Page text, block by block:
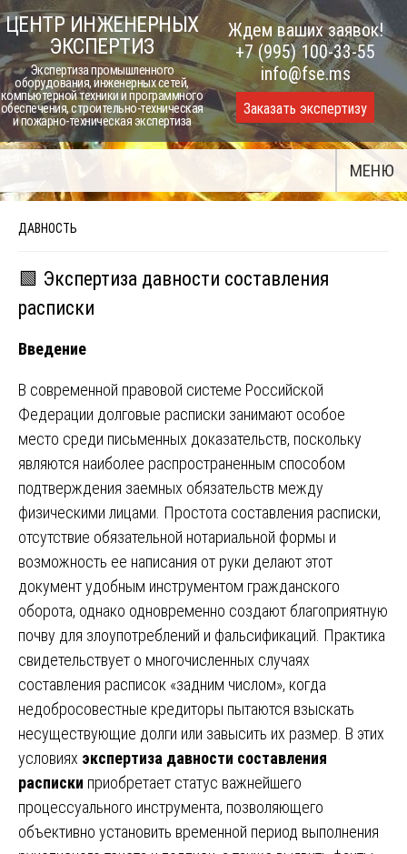
Skip
to
content
ЦЕНТР ИНЖЕНЕРНЫХ
ЭКСПЕРТИЗ
Экспертиза промышленного
оборудования, инженерных сетей,
компьютерной техники и программного
обеспечения, строительно-техническая
и пожарно-техническая экспертиза
Ждем ваших заявок!
+7 (995) 100-33-55
info@fse.ms
Заказать экспертизу
МЕНЮ
ДАВНОСТЬ
🟩 Экспертиза давности составления
расписки
Введение
В современной правовой системе Российской
Федерации долговые расписки занимают особое
место среди письменных доказательств, поскольку
являются наиболее распространенным способом
подтверждения заемных обязательств между
физическими лицами. Простота составления расписки,
отсутствие обязательной нотариальной формы и
возможность ее написания от руки делают этот
документ удобным инструментом гражданского
оборота, однако одновременно создают благоприятную
почву для злоупотреблений и фальсификаций. Практика
свидетельствует о многочисленных случаях
составления расписок «задним числом», когда
недобросовестные кредиторы пытаются взыскать
несуществующие долги или завысить их размер. В этих
условиях экспертиза давности составления
расписки приобретает статус важнейшего
процессуального инструмента, позволяющего
объективно установить временной период выполнения